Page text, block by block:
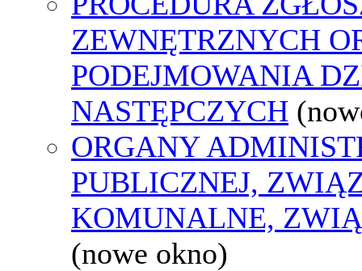
ZEWNĘTRZNYCH
PODEJMOWANIA
NASTĘPCZYCH
ORGANY
PUBLICZNEJ,
KOMUNALNE,
(nowe okno)